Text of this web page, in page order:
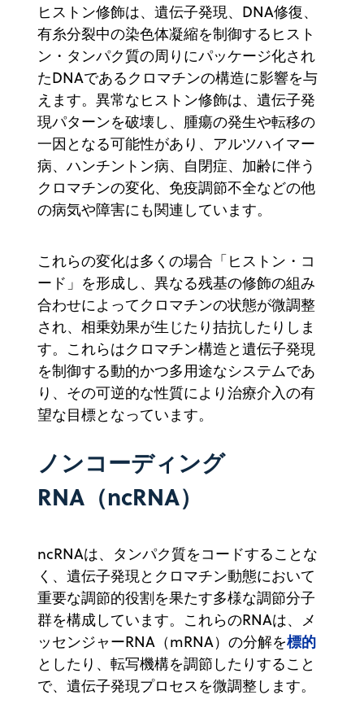
ヒストン修飾は、遺伝子発現、DNA修復、
有糸分裂中の染色体凝縮を制御するヒスト
ン・タンパク質の周りにパッケージ化され
たDNAであるクロマチンの構造に影響を与
えます。異常なヒストン修飾は、遺伝子発
現パターンを破壊し、腫瘍の発生や転移の
一因となる可能性があり、アルツハイマー
病、ハンチントン病、自閉症、加齢に伴う
クロマチンの変化、免疫調節不全などの他
の病気や障害にも関連しています。
これらの変化は多くの場合「ヒストン・コ
ード」を形成し、異なる残基の修飾の組み
合わせによってクロマチンの状態が微調整
され、相乗効果が生じたり拮抗したりしま
す。これらはクロマチン構造と遺伝子発現
を制御する動的かつ多用途なシステムであ
り、その可逆的な性質により治療介入の有
望な目標となっています。
ノンコーディング
RNA（ncRNA）
ncRNAは、タンパク質をコードすることな
く、遺伝子発現とクロマチン動態において
重要な調節的役割を果たす多様な調節分子
群を構成しています。これらのRNAは、メ
ッセンジャーRNA（mRNA）の分解を標的
としたり、転写機構を調節したりすること
で、遺伝子発現プロセスを微調整します。